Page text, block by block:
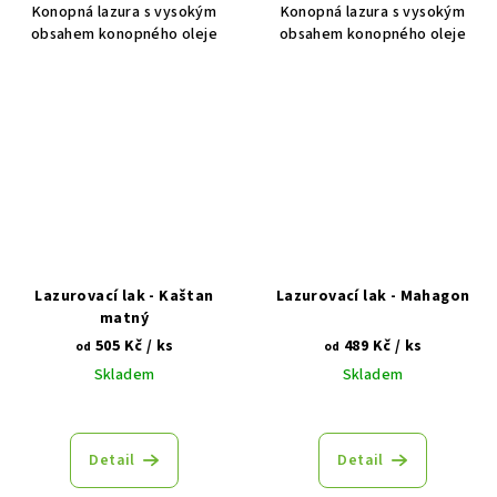
Konopná lazura s vysokým
obsahem konopného oleje
Konopná lazura s vysokým
obsahem konopného oleje
Lazurovací lak - Kaštan
matný
od 505 Kč / ks
Skladem
Detail
Lazurovací lak - Mahagon
od 489 Kč / ks
Skladem
Detail